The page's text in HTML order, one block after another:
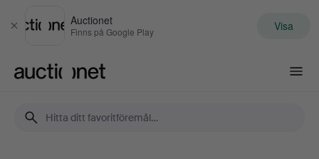
Stäng
Auctionet
Finns på Google Play Visa